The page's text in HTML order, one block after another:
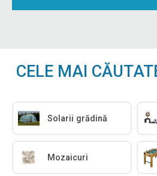
CELE MAI
Solarii grădină
Mozaicuri